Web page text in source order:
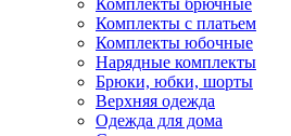
Комплекты с платьем
Комплекты юбочные
Нарядные комплекты
Брюки, юбки, шорты
Верхняя одежда
Одежда для дома